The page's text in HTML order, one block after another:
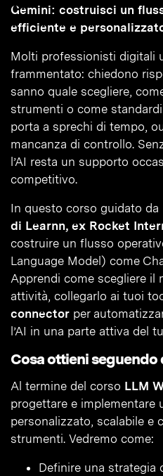
Gemini: costruisci un
efficiente e
Molti professionisti digitali
frammentato: chiedono
sanno quale scegliere,
strumenti o come
porta a sprechi di tempo,
mancanza di controllo.
l’AI resta un supporto
competitivo.
In questo corso guidato da
di Learnn, ex Rocket
costruire un flusso
Language Model) come
Apprendi come scegliere il
attività, collegarlo ai tuoi
connector per
l’AI in una parte attiva del
Cosa ottieni seguendo
Al termine del corso LLM
progettare e implementare
personalizzato, scalabile e
strumenti. Vedremo come:
Definire una strategia